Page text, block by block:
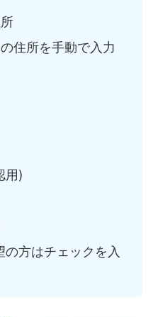
住所を手動で入力
用)
の方はチェックを入